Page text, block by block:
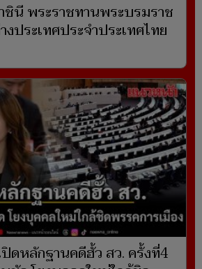
ชินี พระราชทานพระบรมราช
งประเทศประจำประเทศไทย
ดหลักฐานคดีฮั้ว สว. ครั้งที่4